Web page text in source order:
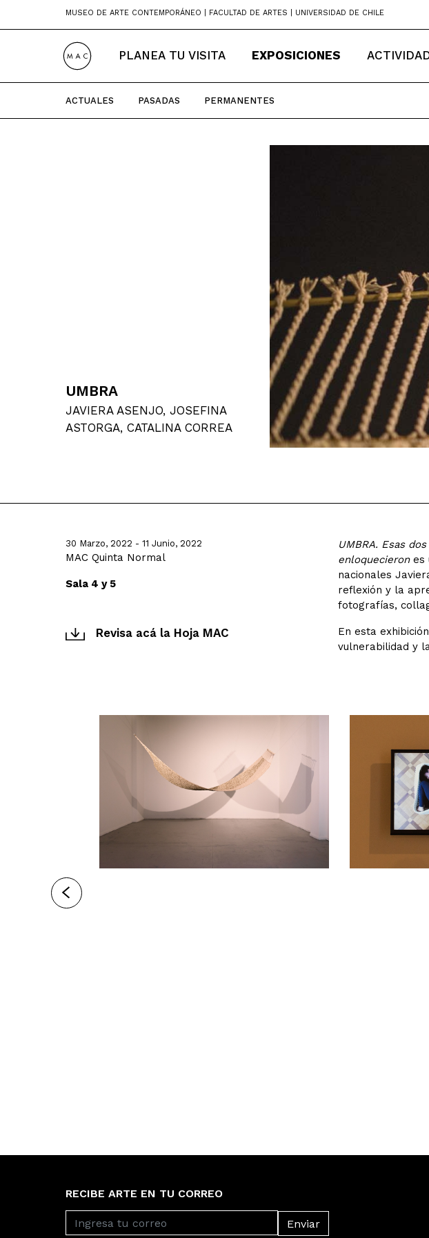
MUSEO DE ARTE CONTEMPORÁNEO | FACULTAD DE ARTES | UNIVERSIDAD DE CHILE
PLANEA TU VISITA EXPOSICIONES
ACTUALES PASADAS PERMANENTES
UMBRA
JAVIERA ASENJO, JOSEFINA
ASTORGA, CATALINA CORREA
30 Marzo, 2022 - 11 Junio, 2022
MAC Quinta Normal
Sala 4 y 5
Revisa acá la Hoja MAC
UMBRA. Esas
enloquecierones
nacionales
reflexión y la
fotografías,
En esta
vulnerabilidad y
RECIBE ARTE EN TU CORREO